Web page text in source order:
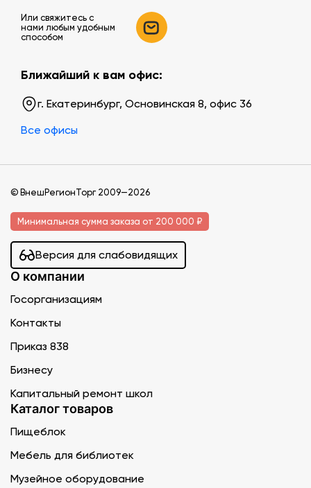
Или свяжитесь c
нами любым удобным
способом
Ближайший к вам офис:
г. Екатеринбург, Основинская 8, офис 36
Все офисы
© ВнешРегионТорг 2009—2026
Минимальная сумма заказа от 200 000 ₽
Версия для слабовидящих
О компании
Госорганизациям
Контакты
Приказ 838
Бизнесу
Капитальный ремонт школ
Каталог товаров
Пищеблок
Мебель для библиотек
Музейное оборудование